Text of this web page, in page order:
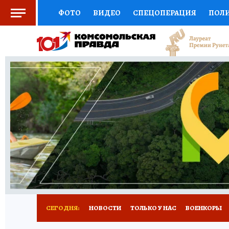
ФОТО ВИДЕО СПЕЦОПЕРАЦИЯ
СОЦПОДДЕРЖКА НАУКА СПОРТ
ВЫБОР ЭКСПЕРТОВ ДОКТОР
КНИЖНАЯ ПОЛКА ПРОГНОЗЫ НА СПОРТ
ПРЕСС-ЦЕНТР НЕДВИЖИМОСТЬ
РАДИО КП РЕКЛАМА ТЕСТЫ НОВОЕ
СЕГОДНЯ: НОВОСТИ ТОЛЬКО У НАС ВОЕНКОРЫ